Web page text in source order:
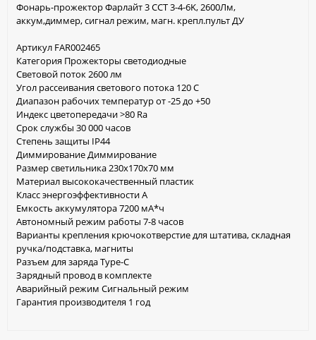
Фонарь-прожектор Фарлайт 3 CCT 3-4-6K, 2600Лм,
аккум,диммер, сигнал режим, магн. крепл.пульт ДУ
Артикул FAR002465
Категория Прожекторы светодиодные
Световой поток 2600 лм
Угол рассеивания светового потока 120 С
Диапазон рабочих температур от -25 до +50
Индекс цветопередачи >80 Ra
Cрок службы 30 000 часов
Степень защиты IP44
Диммирование Диммирование
Размер светильника 230х170х70 мм
Материал высококачественный пластик
Класс энергоэффективности А
Емкость аккумулятора 7200 мА*ч
Автономный режим работы 7-8 часов
Варианты крепления крючокотверстие для штатива, складная
ручка/подставка, магниты
Разъем для заряда Type-C
Зарядный провод в комплекте
Аварийный режим Сигнальный режим
Гарантия производителя 1 год